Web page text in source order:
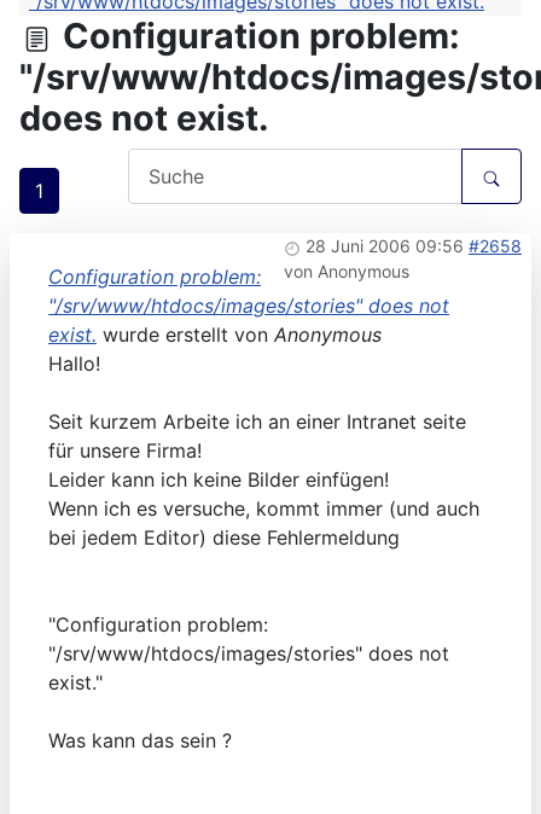
Configuration problem:
"/srv/www/htdocs/images/
does not exist.
1
28 Juni 2006 09:56 #2658
von Anonymous
Configuration problem:
"/srv/www/htdocs/images/stories" does not
exist. wurde erstellt von Anonymous
Hallo!
Seit kurzem Arbeite ich an einer Intranet seite
für unsere Firma!
Leider kann ich keine Bilder einfügen!
Wenn ich es versuche, kommt immer (und auch
bei jedem Editor) diese Fehlermeldung
"Configuration problem:
"/srv/www/htdocs/images/stories" does not
exist."
Was kann das sein ?